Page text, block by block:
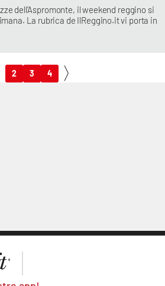
dell’Aspromonte, il weekend reggino si
La rubrica de IlReggino.it vi porta in
2 3 4